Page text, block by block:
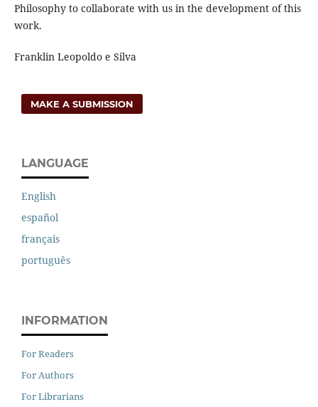
Philosophy to collaborate with us in the development of this
work.
Franklin Leopoldo e Silva
MAKE A SUBMISSION
LANGUAGE
English
español
français
português
INFORMATION
For Readers
For Authors
For Librarians